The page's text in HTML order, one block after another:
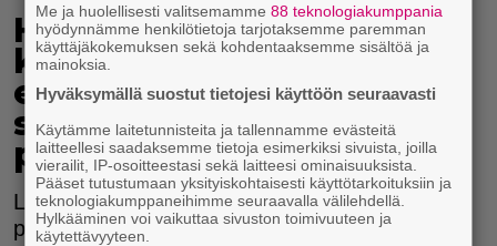
Halsey kertoo saaneensa
kolme keskenmenoa
ennen poikansa
syntymää – "Abortti
pelasti henkeni"
Laulajana tunnettu Halsey kertoo abortin
pelastaneen hänen henkensä.
Me ja huolellisesti valitsemamme88 teknologiakumppania
hyödynnämme henkilötietoja tarjotaksemme paremman
käyttäjäkokemuksen sekä kohdentaaksemme sisältöä ja
mainoksia.
Hyväksymällä suostut tietojesi käyttöön seuraavasti
Käytämme laitetunnisteita ja tallennamme evästeitä
laitteellesi saadaksemme tietoja esimerkiksi sivuista, joilla
vierailit, IP-osoitteestasi sekä laitteesi ominaisuuksista.
Pääset tutustumaan yksityiskohtaisesti käyttötarkoituksiin ja
teknologiakumppaneihimme seuraavalla välilehdellä.
Hylkääminen voi vaikuttaa sivuston toimivuuteen ja
käytettävyyteen.